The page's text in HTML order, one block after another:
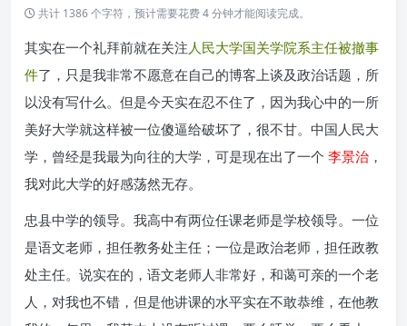
共计 1386 个字符，预计需要花费 4 分钟才能阅读完成。
其实在一个礼拜前就在关注人民大学国关学院系主任被撤事
件了，只是我非常不愿意在自己的博客上谈及政治话题，所
以没有写什么。但是今天实在忍不住了，因为我心中的一所
美好大学就这样被一位傻逼给破坏了，很不甘。中国人民大
学，曾经是我最为向往的大学，可是现在出了一个 李景治 ，
我对此大学的好感荡然无存。
忠县中学的领导。我高中有两位任课老师是学校领导。一位
是语文老师，担任教务处主任；一位是政治老师，担任政教
处主任。说实在的，语文老师人非常好，和蔼可亲的一个老
人，对我也不错，但是他讲课的水平实在不敢恭维，在他教